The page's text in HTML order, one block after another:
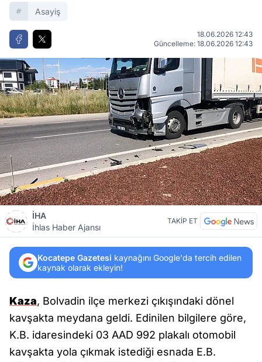
Asayiş
18.06.2026 12:43
Güncelleme: 18.06.2026 12:43
İHA
İhlas Haber Ajansı
TAKİP ET
Kocatepe Gazetesi kaynağını Google'da tercih edilen
kaynak olarak ekleyin!
Kaza, Bolvadin ilçe merkezi çıkışındaki dönel
kavşakta meydana geldi. Edinilen bilgilere göre,
K.B. idaresindeki 03 AAD 992 plakalı otomobil
kavşakta yola çıkmak istediği esnada E.B.